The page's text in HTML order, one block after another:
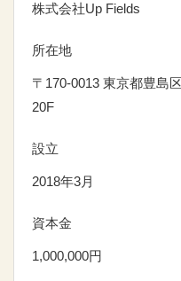
株式会社Up Fields
所在地
〒170-0013 東京都豊島
20F
設立
2018年3月
資本金
1,000,000円